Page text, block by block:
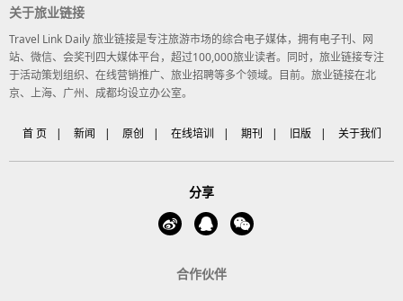
关于旅业链接
Travel Link Daily 旅业链接是专注旅游市场的综合电子媒体，拥有电子刊、网
站、微信、会奖刊四大媒体平台，超过100,000旅业读者。同时，旅业链接专注
于活动策划组织、在线营销推广、旅业招聘等多个领域。目前。旅业链接在北
京、上海、广州、成都均设立办公室。
首 页 | 新闻 | 原创 | 在线培训 | 期刊 | 旧版 | 关于我们
分享
合作伙伴